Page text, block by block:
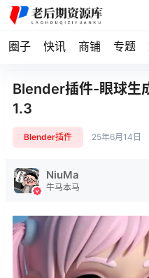
圈子 快讯 商铺 专题
Blender插件-眼球生
1.3
Blender插件 25年6月14日
NiuMa
牛马本马